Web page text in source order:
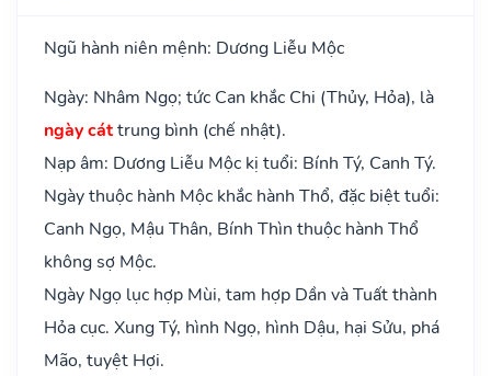
Ngũ hành niên mệnh: Dương Liễu Mộc
Ngày: Nhâm Ngọ; tức Can khắc Chi (Thủy, Hỏa), là
ngày cáttrung bình (chế nhật).
Nạp âm: Dương Liễu Mộc kị tuổi: Bính Tý, Canh Tý.
Ngày thuộc hành Mộc khắc hành Thổ, đặc biệt tuổi:
Canh Ngọ, Mậu Thân, Bính Thìn thuộc hành Thổ
không sợ Mộc.
Ngày Ngọ lục hợp Mùi, tam hợp Dần và Tuất thành
Hỏa cục. Xung Tý, hình Ngọ, hình Dậu, hại Sửu, phá
Mão, tuyệt Hợi.